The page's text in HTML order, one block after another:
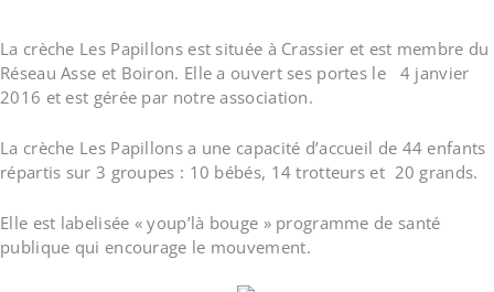
La crèche Les Papillons est située à Crassier et est membre du
Réseau Asse et Boiron. Elle a ouvert ses portes le 4 janvier
2016 et est gérée par notre association.
La crèche Les Papillons a une capacité d’accueil de 44 enfants
répartis sur 3 groupes : 10 bébés, 14 trotteurs et 20 grands.
Elle est labelisée « youp’là bouge » programme de santé
publique qui encourage le mouvement.